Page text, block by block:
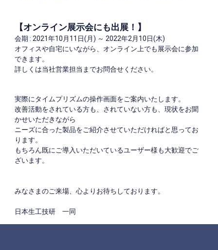
【オンライン展示会にも出展！】
会期 : 2021年10月11日(月) ～ 2022年2月10日(木)
オフィスや自宅にいながら、オンライン上でも展示会に参加
できます。
詳しくは当社営業担当までお問合せください。
実際にタイムプリズムの操作画面をご案内いたします。
改善活動をされている方も、されていない方も、現状をお聞
かせいただきながら
ニーズに合った製品をご紹介させていただければと思ってお
ります。
もちろん既にご導入いただいているユーザー様も大歓迎でご
ざいます。
みなさまのご来場、心よりお待ちしております。
日本生工技研 一同